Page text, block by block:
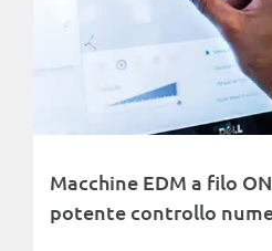
Macchine EDM a filo
potente controllo